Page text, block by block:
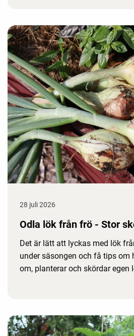
28 juli 2026
Odla lök från frö - Stor
Det är lätt att lyckas med lök
under säsongen och få tips om
om, planterar och skördar egen